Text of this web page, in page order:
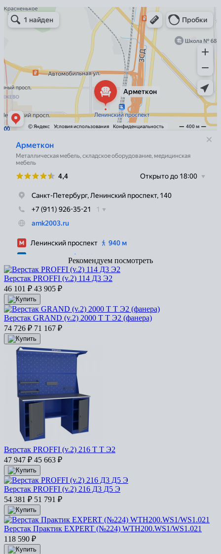
Арметкон
Металлическая мебель в Санкт‑Петербурге
Торговое оборудование в Санкт‑Петербурге
Рекомендуем посмотреть
Верстак PROFFI (v.2) 114 Д3 Э2
46 101 ₽ 43 905 ₽
Верстак GRAND (v.2) 2000 Т Т Э2 (фанера)
74 726 ₽ 71 167 ₽
Верстак PROFFI (v.2) 216 Т Т Э2
47 947 ₽ 45 663 ₽
Верстак PROFFI (v.2) 216 Д3 Д5 Э
54 381 ₽ 51 791 ₽
Верстак Практик EXPERT (№224) WTH200.WS1/WS1.021
118 590 ₽